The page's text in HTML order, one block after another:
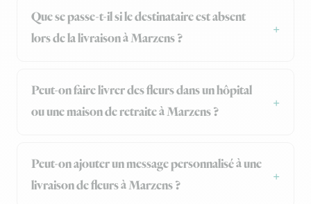
Que se passe-t-il si le destinataire est absent
lors de la livraison à Marzens ?
Peut-on faire livrer des fleurs dans un hôpital
ou une maison de retraite à Marzens ?
Peut-on ajouter un message personnalisé à une
livraison de fleurs à Marzens ?